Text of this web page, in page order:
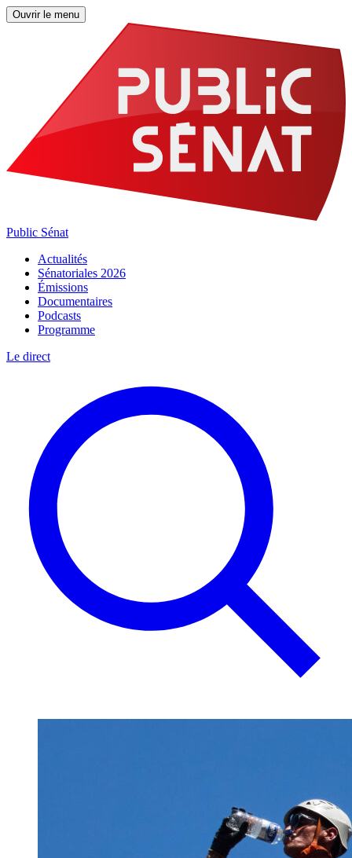
Ouvrir le menu
Public Sénat
Actualités
Sénatoriales 2026
Émissions
Documentaires
Podcasts
Programme
Le direct